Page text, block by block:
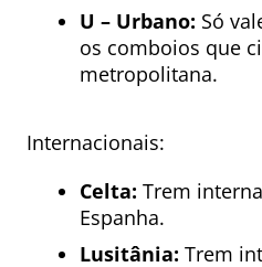
U – Urbano: Só
os comboios que
metropolitana.
Internacionais:
Celta: Trem
Espanha.
Lusitânia: Trem